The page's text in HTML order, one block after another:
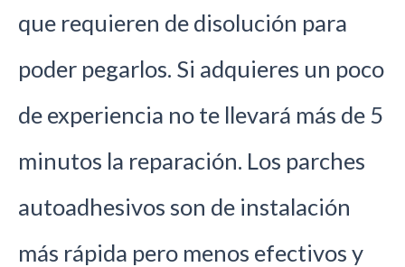
que requieren de disolución para
poder pegarlos. Si adquieres un poco
de experiencia no te llevará más de 5
minutos la reparación. Los parches
autoadhesivos son de instalación
más rápida pero menos efectivos y